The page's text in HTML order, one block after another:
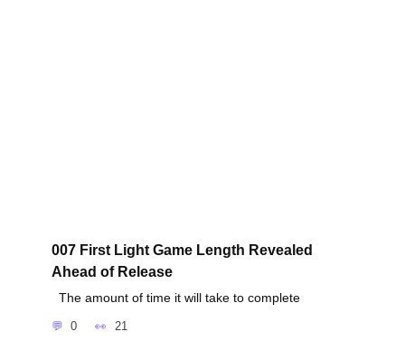
007 First Light Game Length Revealed
Ahead of Release
The amount of time it will take to complete
0 21